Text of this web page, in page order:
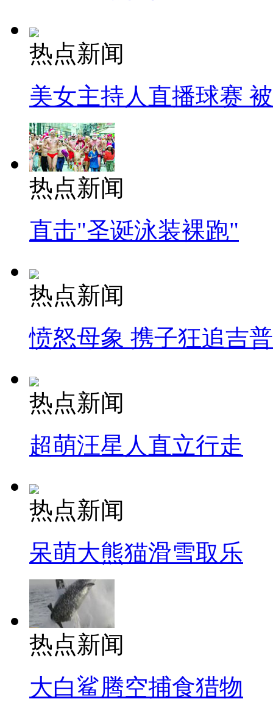
热点新闻
美女主持人直播球赛
热点新闻
直击"圣诞泳装裸跑"
热点新闻
愤怒母象 携子狂追吉
热点新闻
超萌汪星人直立行走
热点新闻
呆萌大熊猫滑雪取乐
热点新闻
大白鲨腾空捕食猎物